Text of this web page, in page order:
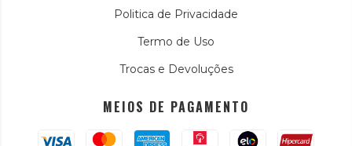
Politica de Privacidade
Termo de Uso
Trocas e Devoluções
MEIOS DE PAGAMENTO